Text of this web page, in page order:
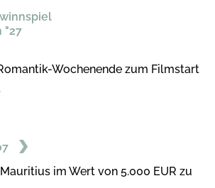
"27
Wochenende zum Filmstart
im Wert von 5.000 EUR zu